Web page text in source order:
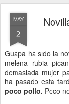
MAY
2
Guapa ha sido la
melena rubia
demasiada mujer
ha pasado esta
poco pollo. Poco